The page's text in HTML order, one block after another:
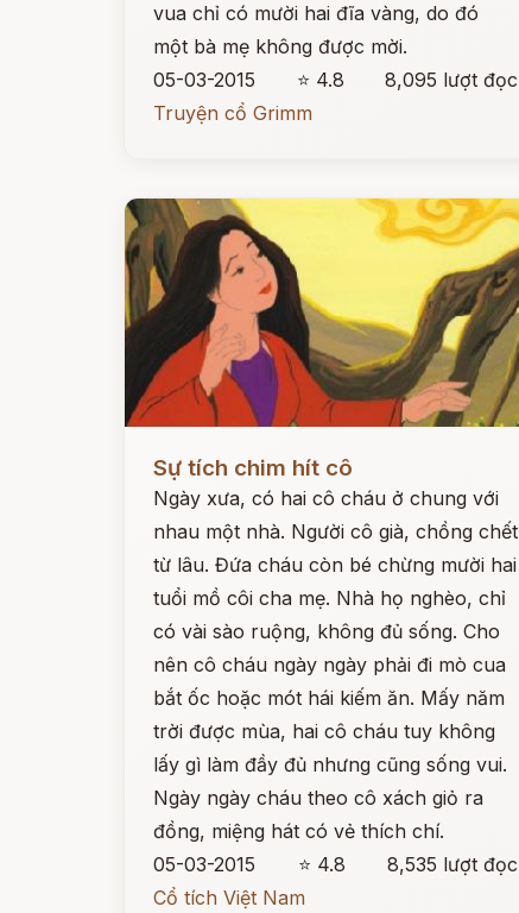
vua chỉ có mười hai đĩa vàng, do đó
một bà mẹ không được mời.
05-03-2015
⭐ 4.8
8,095 lượt đọc
Truyện cổ Grimm
Sự tích chim hít cô
Ngày xưa, có hai cô cháu ở chung với
nhau một nhà. Người cô già, chồng chết
từ lâu. Đứa cháu còn bé chừng mười hai
tuổi mồ côi cha mẹ. Nhà họ nghèo, chỉ
có vài sào ruộng, không đủ sống. Cho
nên cô cháu ngày ngày phải đi mò cua
bắt ốc hoặc mót hái kiếm ăn. Mấy năm
trời được mùa, hai cô cháu tuy không
lấy gì làm đầy đủ nhưng cũng sống vui.
Ngày ngày cháu theo cô xách giỏ ra
đồng, miệng hát có vẻ thích chí.
05-03-2015
⭐ 4.8
8,535 lượt đọc
Cổ tích Việt Nam